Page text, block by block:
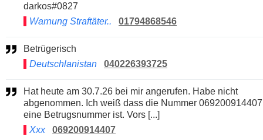
darkos#0827
Warnung Straftäter..
01794868546
Betrügerisch
Deutschlanistan
040226393725
Hat heute am 30.7.26 bei mir angerufen. Habe nicht
abgenommen. Ich weiß dass die Nummer 069200914407
eine Betrugsnummer ist. Vors [...]
Xxx
069200914407